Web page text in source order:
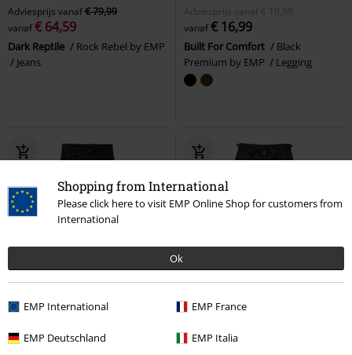
Shopping from International
Please click here to visit EMP Online Shop for customers from
International
Ok
EMP International EMP France
EMP Deutschland EMP Italia
Adviesprijs vanaf€ 79,99
vanaf€ 64,59
Dark Reptile
Rock Rebel by EMP
Jeans
Adviesprijs
vanaf € 19,99
vanaf€ 16,99
Built For Comfort
Black
Premium by EMP
Legging
Adviesprijs€ 59,99
Pete - Two-Tone Jeans
BDU Ripstop Trouser